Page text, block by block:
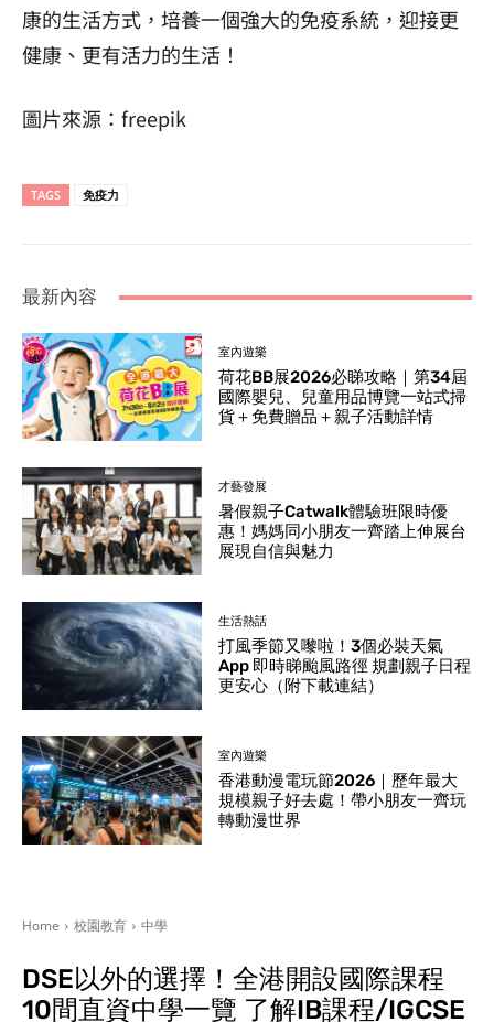
康的生活方式，培養一個強大的免疫系統，迎接更
健康、更有活力的生活！
圖片來源：freepik
TAGS 免疫力
最新內容
室內遊樂
荷花BB展2026必睇攻略｜第34屆
國際嬰兒、兒童用品博覽一站式掃
貨＋免費贈品＋親子活動詳情
才藝發展
暑假親子Catwalk體驗班限時優
惠！媽媽同小朋友一齊踏上伸展台
展現自信與魅力
生活熱話
打風季節又嚟啦！3個必裝天氣
App 即時睇颱風路徑 規劃親子日程
更安心（附下載連結）
室內遊樂
香港動漫電玩節2026｜歷年最大
規模親子好去處！帶小朋友一齊玩
轉動漫世界